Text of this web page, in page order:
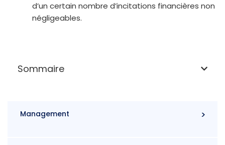
d’un certain nombre d’incitations financières non
négligeables.
Sommaire
Management